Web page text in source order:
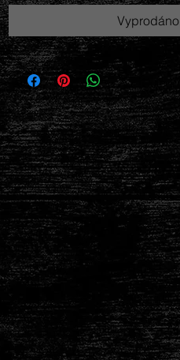
Vyprodáno